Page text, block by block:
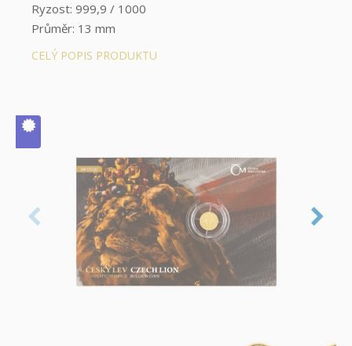
Ryzost: 999,9 / 1000
Průměr: 13 mm
Provedení: STANDARD
CELÝ POPIS PRODUKTU
V ČM zcela